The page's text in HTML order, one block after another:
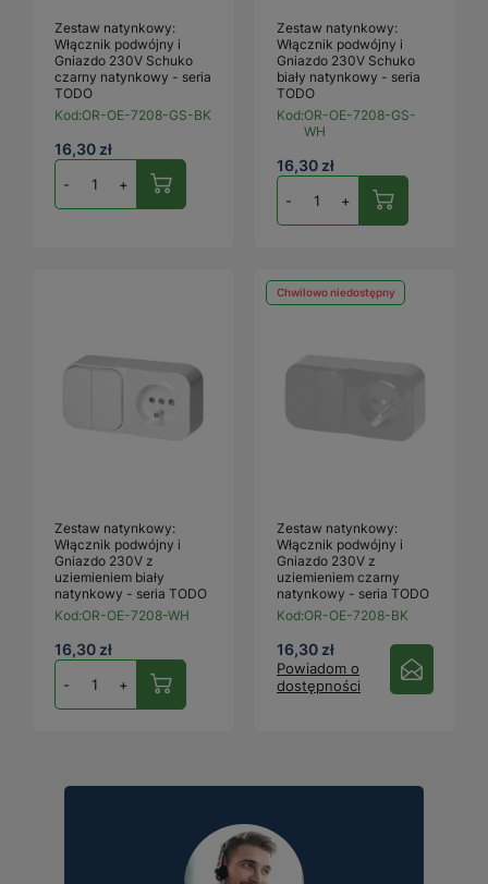
Zestaw natynkowy:
Włącznik podwójny i
Gniazdo 230V Schuko
czarny natynkowy - seria
TODO
Kod:OR-OE-7208-GS-BK
16,30 zł
- +
Zestaw natynkowy:
Włącznik podwójny i
Gniazdo 230V Schuko
biały natynkowy - seria
TODO
Kod:OR-OE-7208-GS-
WH
16,30 zł
- +
Zestaw natynkowy:
Włącznik podwójny i
Gniazdo 230V z
uziemieniem biały
natynkowy - seria TODO
Kod:OR-OE-7208-WH
16,30 zł
- +
Chwilowo niedostępny
Zestaw natynkowy:
Włącznik podwójny i
Gniazdo 230V z
uziemieniem czarny
natynkowy - seria TODO
Kod:OR-OE-7208-BK
16,30 zł
Powiadom o
dostępności